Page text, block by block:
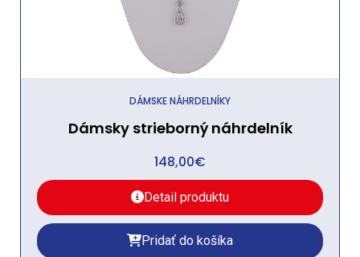
DÁMSKE NÁHRDELNÍKY
Dámsky strieborný náhrdelník
148,00€
Detail produktu
Pridať do košíka